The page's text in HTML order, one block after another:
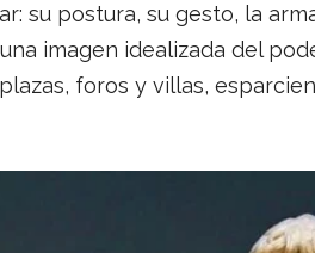
su postura, su gesto, la
imagen idealizada del
foros y villas,